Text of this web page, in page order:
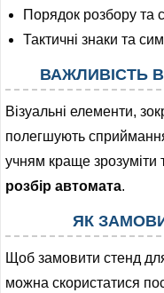
Порядок розбору та
Тактичні знаки та
ВАЖЛИВІСТЬ
Візуальні елементи,
полегшують
учням краще зрозуміти
розбір автомата.
ЯК
Щоб замовити стенд для
можна скористатися